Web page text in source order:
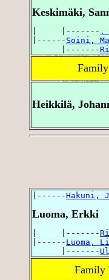
Keskimäki,
|     |------- ,
|------ Soini,
      |-------
Family
Heikkilä,
|------Hakuni,
Luoma, Erkki
|     |-------
|------ Luoma,
      |-------
Family